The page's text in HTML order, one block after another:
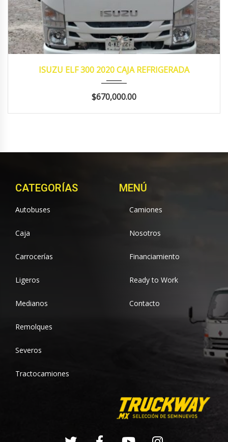
ISUZU ELF 300 2020 CAJA REFRIGERADA
$670,000.00
CATEGORÍAS
Autobuses
Caja
Carrocerías
Ligeros
Medianos
Remolques
Severos
Tractocamiones
MENÚ
Camiones
Nosotros
Financiamiento
Ready to Work
Contacto